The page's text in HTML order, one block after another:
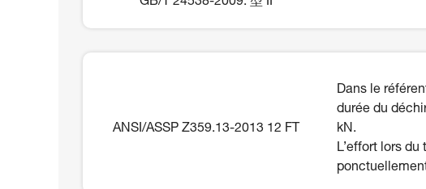
GB/T 24538-2009: 型 II
ANSI/ASSP Z359.13-2013 12 FT
Dans le
durée du
kN.
L’effort lors